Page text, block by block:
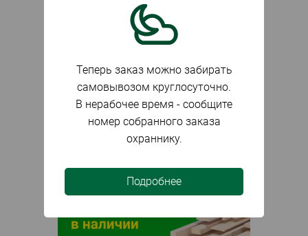
Теперь заказ можно забирать
самовывозом круглосуточно.
В нерабочее время - сообщите
номер собранного заказа
охраннику.
Подробнее